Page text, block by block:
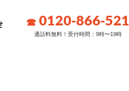
0120-866-521
通話料無料！受付時間：9時〜19時